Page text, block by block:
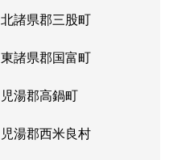
北諸県郡三股町
東諸県郡国富町
児湯郡高鍋町
児湯郡西米良村